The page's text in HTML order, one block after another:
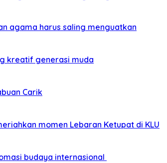
agama harus saling menguatkan
kreatif generasi muda
Carik
momen Lebaran Ketupat di KLU
budaya internasional